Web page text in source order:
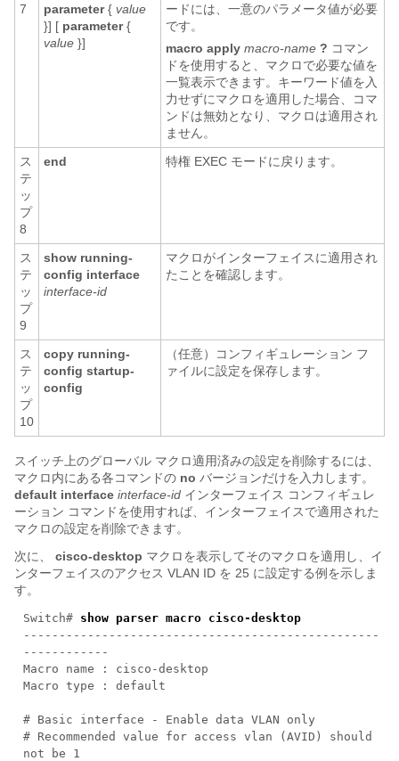
7
parameter { value
}] [ parameter {
value }]
ードには、一意のパラメータ値が必要
です。
macro apply macro-name ? コマン
ドを使用すると、マクロで必要な値を
一覧表示できます。キーワード値を入
力せずにマクロを適用した場合、コマ
ンドは無効となり、マクロは適用され
ません。
ス
テ
ッ
プ
8
end 特権 EXEC モードに戻ります。
ス
テ
ッ
プ
9
show running-
config interface
interface-id
マクロがインターフェイスに適用され
たことを確認します。
ス
テ
ッ
プ
10
copy running-
config startup-
config
（任意）コンフィギュレーション フ
ァイルに設定を保存します。
スイッチ上のグローバル マクロ適用済みの設定を削除するには、
マクロ内にある各コマンドの no バージョンだけを入力します。
default interface interface-id インターフェイス コンフィギュレ
ーション コマンドを使用すれば、インターフェイスで適用された
マクロの設定を削除できます。
次に、
cisco-desktop マクロを表示してそのマクロを適用し、イ
ンターフェイスのアクセス VLAN ID を 25 に設定する例を示しま
す。
Switch# show parser macro cisco-desktop
--------------------------------------------------
------------
Macro name : cisco-desktop
Macro type : default
# Basic interface - Enable data VLAN only
# Recommended value for access vlan (AVID) should
not be 1